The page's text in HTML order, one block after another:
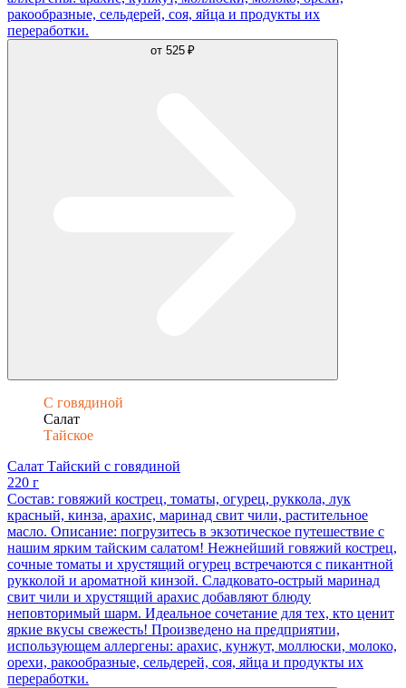
ракообразные, сельдерей, соя, яйца и продукты их
переработки.
от 525 ₽
С говядиной
Салат
Тайское
Салат Тайский с говядиной
220 г
Состав: говяжий кострец, томаты, огурец, руккола, лук
красный, кинза, арахис, маринад свит чили, растительное
масло. Описание: погрузитесь в экзотическое путешествие с
нашим ярким тайским салатом! Нежнейший говяжий кострец,
сочные томаты и хрустящий огурец встречаются с пикантной
рукколой и ароматной кинзой. Сладковато-острый маринад
свит чили и хрустящий арахис добавляют блюду
неповторимый шарм. Идеальное сочетание для тех, кто ценит
яркие вкусы свежесть! Произведено на предприятии,
использующем аллергены: арахис, кунжут, моллюски, молоко,
орехи, ракообразные, сельдерей, соя, яйца и продукты их
переработки.